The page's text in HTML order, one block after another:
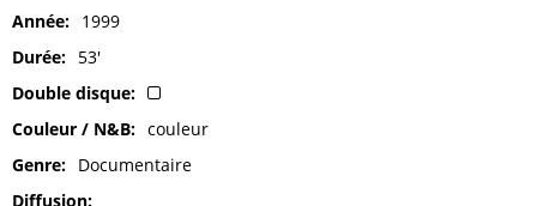
Année
1999
Durée
53'
Double disque
Couleur / N&B
couleur
Genre
Documentaire
Diffusion